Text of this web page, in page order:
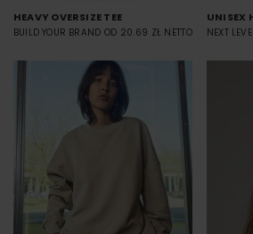
HEAVY OVERSIZE TEE
BUILD YOUR BRAND OD 20.69 ZŁ NETTO
UNISEX
NEXT